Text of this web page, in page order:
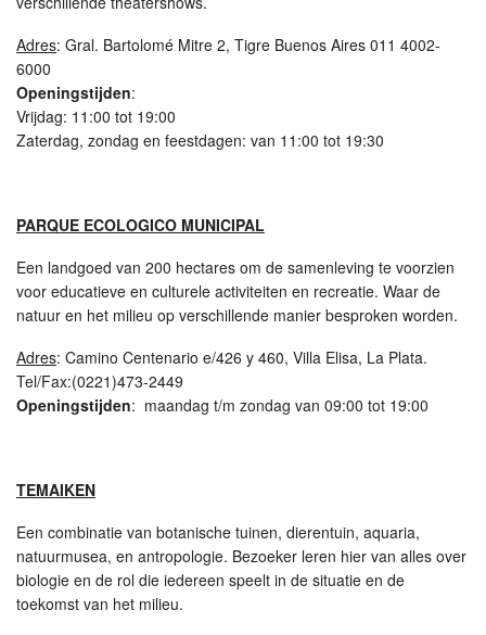
Adres: Gral. Bartolomé Mitre 2, Tigre Buenos Aires 011 4002-
6000
Openingstijden:
Vrijdag: 11:00 tot 19:00
Zaterdag, zondag en feestdagen: van 11:00 tot 19:30
PARQUE ECOLOGICO MUNICIPAL
Een landgoed van 200 hectares om de samenleving te voorzien
voor educatieve en culturele activiteiten en recreatie. Waar de
natuur en het milieu op verschillende manier besproken worden.
Adres: Camino Centenario e/426 y 460, Villa Elisa, La Plata.
Tel/Fax:(0221)473-2449
Openingstijden: maandag t/m zondag van 09:00 tot 19:00
TEMAIKEN
Een combinatie van botanische tuinen, dierentuin, aquaria,
natuurmusea, en antropologie. Bezoeker leren hier van alles over
biologie en de rol die iedereen speelt in de situatie en de
toekomst van het milieu.